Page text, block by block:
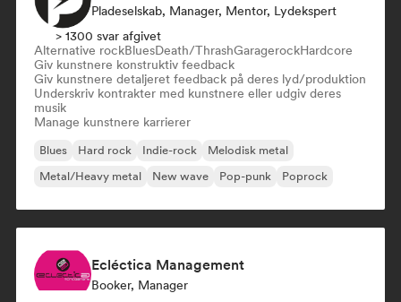
Pladeselskab, Manager, Mentor, Lydekspert
> 1300 svar afgivet
Alternative rockBluesDeath/ThrashGaragerockHardcore
Giv kunstnere konstruktiv feedback
Giv kunstnere detaljeret feedback på deres lyd/produktion
Underskriv kontrakter med kunstnere eller udgiv deres
musik
Manage kunstnere karrierer
Blues Hard rock Indie-rock
Melodisk metal
Metal/Heavy metal
New wave Pop-punk Poprock
Ecléctica Management
Booker, Manager